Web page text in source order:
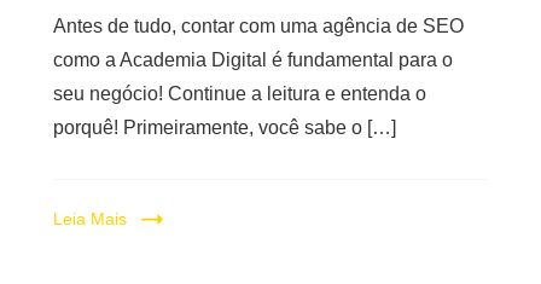
Antes de tudo, contar com uma agência de SEO
como a Academia Digital é fundamental para o
seu negócio! Continue a leitura e entenda o
porquê! Primeiramente, você sabe o […]
Leia Mais